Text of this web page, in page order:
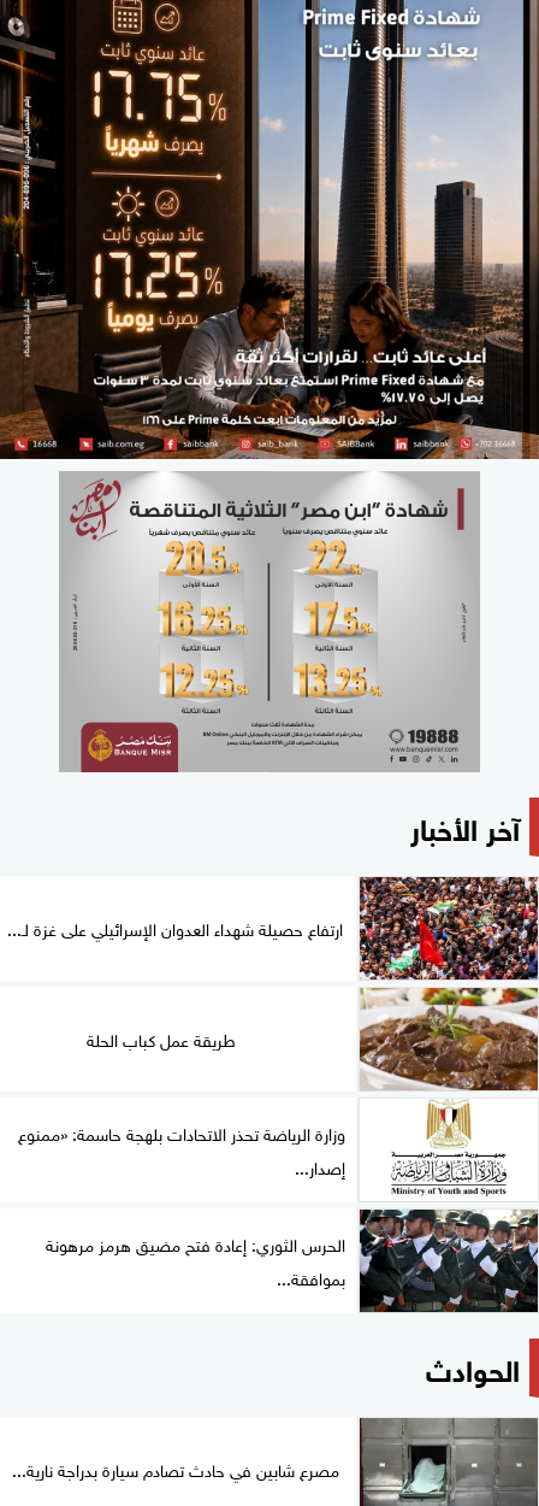
آخر الأخبار
ارتفاع حصيلة شهداء العدوان الإسرائيلي على غزة لـ...
طريقة عمل كباب الحلة
وزارة الرياضة تحذر الاتحادات بلهجة حاسمة: «ممنوع
إصدار...
الحرس الثوري: إعادة فتح مضيق هرمز مرهونة
بموافقة...
الحوادث
مصرع شابين في حادث تصادم سيارة بدراجة نارية...